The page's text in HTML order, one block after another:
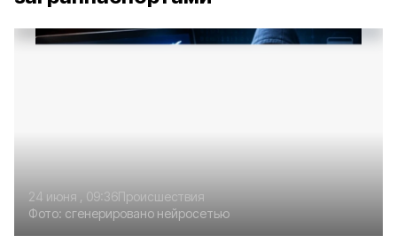
24 июня , 09:36Происшествия
Фото: сгенерировано нейросетью